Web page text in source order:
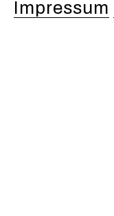
Impressum